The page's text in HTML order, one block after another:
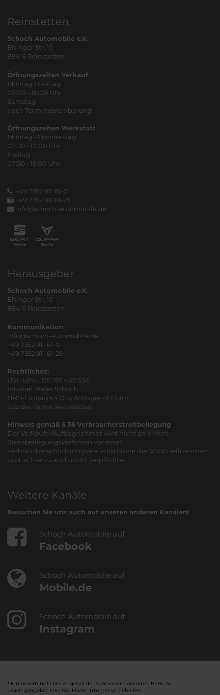
Reinstetten
Schoch Automobile e.K.
Ehinger Str. 10
88416 Reinstetten
Öffnungszeiten Verkauf
Montag - Freitag
09:00 - 18:00 Uhr
Samstag
nach Terminvereinbarung
Öffnungszeiten Werkstatt
Montag - Donnerstag
07:30 - 17:00 Uhr
Freitag
07:30 - 15:00 Uhr
+49 7352 911 61-0
+49 7352 911 61-29
info@schoch-automobile.de
Herausgeber
Schoch Automobile e.K.
Ehinger Str. 10
88416 Reinstetten
Kommunikation
info@schoch-automobile.de
+49 7352 911 61-0
+49 7352 911 61-29
Rechtliches:
USt.-IdNr.: DE 157 460 534
Inhaber: Peter Schoch
HRB-Eintrag 641015, Amtsgericht Ulm
Sitz der Firma: Reinstetten
Hinweis gemäß § 36 Verbraucherstreitbeilegung
Der Verkäufer/Auftragnehmer wird nicht an einem
Streitbeilegungsverfahren vor einer
Verbraucherschlichtungsstelle im Sinne des VSBG teilnehmen
und ist hierzu auch nicht verpflichtet.
Weitere Kanäle
Besuchen Sie uns auch auf unseren anderen Kanälen!
Schoch Automobile auf
Facebook
Schoch Automobile auf
Mobile.de
Schoch Automobile auf
Instagram
¹ Ein unverbindliches Angebot der Santander Consumer Bank AG.
Leasingangebot inkl. 19% MwSt. Irrtümer vorbehalten.